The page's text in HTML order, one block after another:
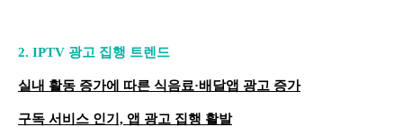
2. IPTV 광고 집행 트렌드
실내 활동 증가에 따른 식음료·배달앱 광고 증가
구독 서비스 인기, 앱 광고 집행 활발